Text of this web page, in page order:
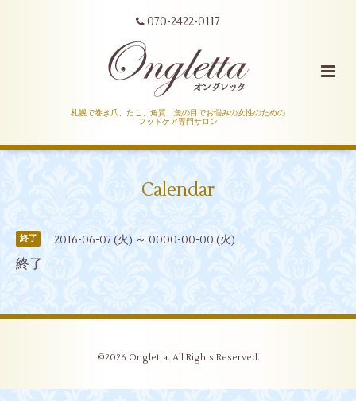
070-2422-0117
札幌で巻き爪、たこ、角質、魚の目でお悩みの女性のための
フットケア専門サロン
Calendar
終了 2016-06-07 (火) ～ 0000-00-00 (火)
終了
©2026 Ongletta. All Rights Reserved.